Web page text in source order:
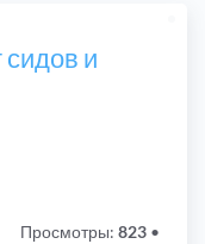
и
Просмотры: 823 •